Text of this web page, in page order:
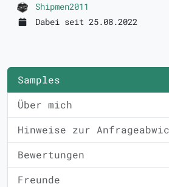
Shipmen2011
Dabei seit 25.08.2022
Samples
Über mich
Hinweise zur
Bewertungen
Freunde